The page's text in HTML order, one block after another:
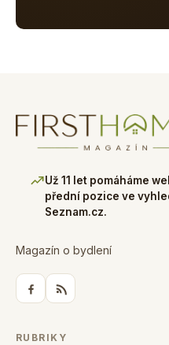
Už 11 let pomáháme
přední pozice ve
Seznam.cz.
Magazín o bydlení
RUBRIKY